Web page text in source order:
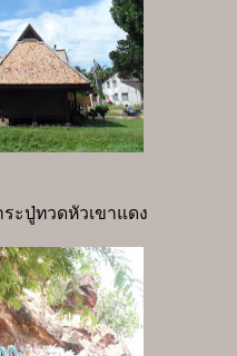
ะปู่ทวดหัวเขาแดง